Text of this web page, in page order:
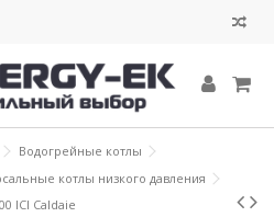
Водогрейные котлы
котлы низкого давления
ICI Caldaie